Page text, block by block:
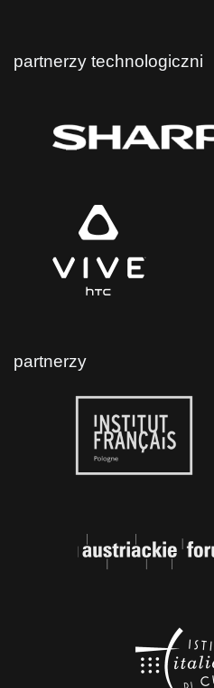
partnerzy technologiczni
partnerzy